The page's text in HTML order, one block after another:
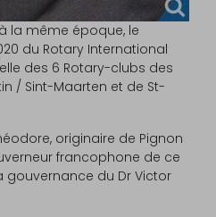
la même époque, le
du Rotary International
des 6 Rotary-clubs des
/ Sint-Maarten et de St-
originaire de Pignon
francophone de ce
gouvernance du Dr Victor